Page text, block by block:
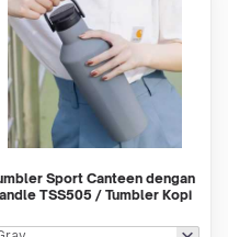
Sport Canteen dengan
TSS505 / Tumbler Kopi